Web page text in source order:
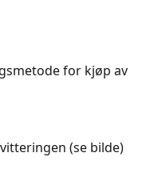
for kjøp av
(se bilde)